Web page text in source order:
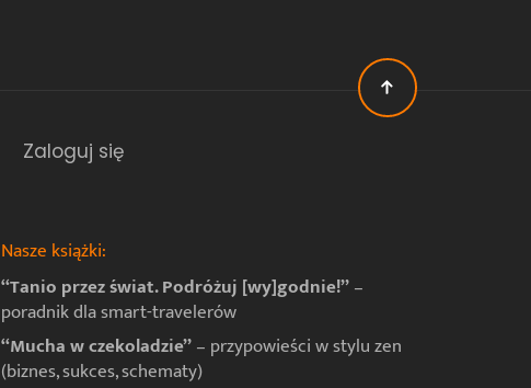
Zaloguj się
Nasze książki:
“Tanio przez świat. Podróżuj [wy]godnie!”–
poradnik dla smart-travelerów
“Mucha w czekoladzie”– przypowieści w stylu zen
(biznes, sukces, schematy)